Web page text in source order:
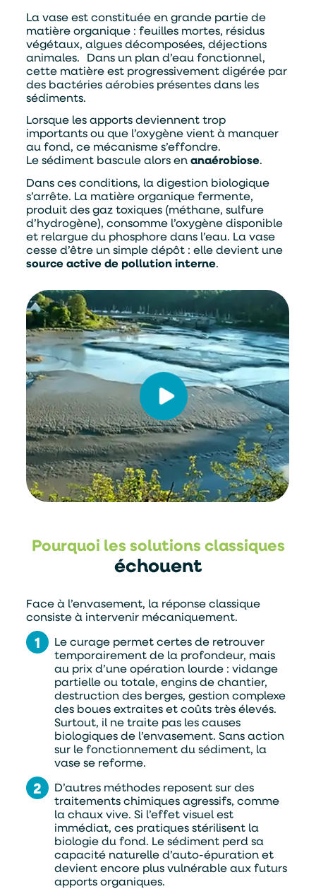
La vase est constituée en grande partie de
matière organique : feuilles mortes, résidus
végétaux, algues décomposées, déjections
animales. Dans un plan d’eau fonctionnel,
cette matière est progressivement digérée par
des bactéries aérobies présentes dans les
sédiments.
Lorsque les apports deviennent trop
importants ou que l’oxygène vient à manquer
au fond, ce mécanisme s’effondre.
Le sédiment bascule alors enanaérobiose.
Dans ces conditions, la digestion biologique
s’arrête. La matière organique fermente,
produit des gaz toxiques (méthane, sulfure
d’hydrogène), consomme l’oxygène disponible
et relargue du phosphore dans l’eau. La vase
cesse d’être un simple dépôt : elle devient une
source active de pollution interne.
Pourquoi les solutions classiques
échouent
Face à l’envasement, la réponse classique
consiste à intervenir mécaniquement.
Le curage permet certes de retrouver
temporairement de la profondeur, mais
au prix d’une opération lourde : vidange
partielle ou totale, engins de chantier,
destruction des berges, gestion complexe
des boues extraites et coûts très élevés.
Surtout, il ne traite pas les causes
biologiques de l’envasement. Sans action
sur le fonctionnement du sédiment, la
vase se reforme.
D’autres méthodes reposent sur des
traitements chimiques agressifs, comme
la chaux vive. Si l’effet visuel est
immédiat, ces pratiques stérilisent la
biologie du fond. Le sédiment perd sa
capacité naturelle d’auto-épuration et
devient encore plus vulnérable aux futurs
apports organiques.